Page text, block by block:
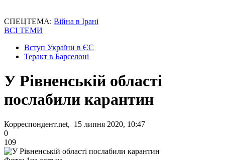
СПЕЦТЕМА: Війна в Ірані
ВСІ ТЕМИ
Вступ України в ЄС
Теракт в Барселоні
У Рівненській області
послабили карантин
Корреспондент.net, 15 липня 2020, 10:47
0
109